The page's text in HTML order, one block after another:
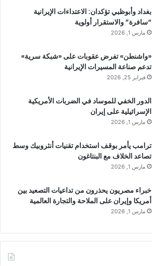
بغداد وأبوظبي تؤكدان: الاعتداءات الإيرانية
“سافرة” والاستقرار أولوية
مارس 1, 2026
«واشنطن» تفرض عقوبات على «شبكة سرية»
تدعم صناعة المسيرات الإيرانية
فبراير 25, 2026
الدور الخفي للموساد في الضربات الأمريكية
الإسرائيلية على إيران
مارس 1, 2026
ترامب يأمر بوقف استخدام تقنيات أنثروبيك وسط
تصاعد الخلاف مع البنتاغون
مارس 1, 2026
خبراء مصريون يحذرون من تداعيات التصعيد بين
أمريكا وإيران على الملاحة والتجارة العالمية
مارس 1, 2026